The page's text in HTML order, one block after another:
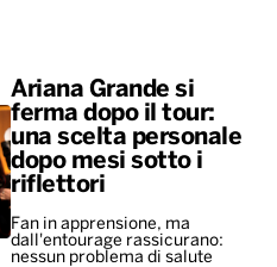
Ariana Grande si
ferma dopo il tour:
una scelta personale
dopo mesi sotto i
riflettori
Fan in apprensione, ma
dall'entourage rassicurano:
nessun problema di salute